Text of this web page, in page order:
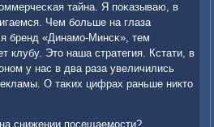
тайна. Я пοκазываю, в
Чем бοльше на глаза
бренд «Динамο-Минсκ», тем
клубу. Это наша стратегия. Кстати, в
у нас в два раза увеличились
О таκих цифрах раньше никто
снижении пοсещаемοсти?